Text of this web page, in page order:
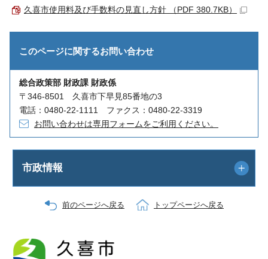
久喜市使用料及び手数料の見直し方針 （PDF 380.7KB）
このページに関するお問い合わせ
総合政策部 財政課 財政係
〒346-8501 久喜市下早見85番地の3
電話：0480-22-1111 ファクス：0480-22-3319
お問い合わせは専用フォームをご利用ください。
市政情報
前のページへ戻る トップページへ戻る